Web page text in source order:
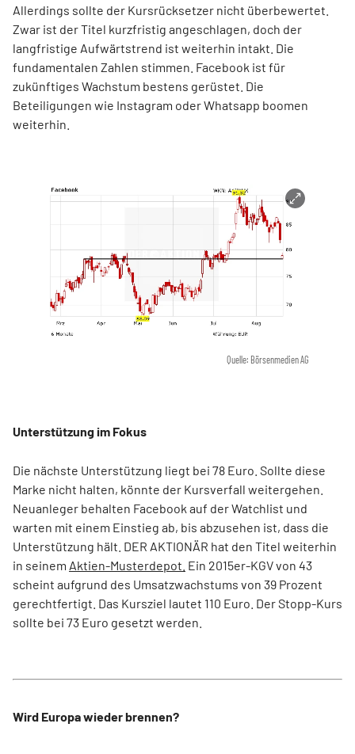
Allerdings sollte der Kursrücksetzer nicht überbewertet.
Zwar ist der Titel kurzfristig angeschlagen, doch der
langfristige Aufwärtstrend ist weiterhin intakt. Die
fundamentalen Zahlen stimmen. Facebook ist für
zukünftiges Wachstum bestens gerüstet. Die
Beteiligungen wie Instagram oder Whatsapp boomen
weiterhin.
Quelle: Börsenmedien AG
Unterstützung im Fokus
Die nächste Unterstützung liegt bei 78 Euro. Sollte diese
Marke nicht halten, könnte der Kursverfall weitergehen.
Neuanleger behalten Facebook auf der Watchlist und
warten mit einem Einstieg ab, bis abzusehen ist, dass die
Unterstützung hält. DER AKTIONÄR hat den Titel weiterhin
in seinem Aktien-Musterdepot. Ein 2015er-KGV von 43
scheint aufgrund des Umsatzwachstums von 39 Prozent
gerechtfertigt. Das Kursziel lautet 110 Euro. Der Stopp-Kurs
sollte bei 73 Euro gesetzt werden.
Wird Europa wieder brennen?